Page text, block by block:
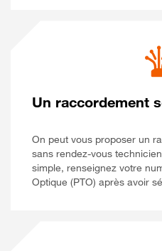
Un raccordement
On peut vous proposer un
sans rendez-vous
simple, renseignez votre
Optique (PTO) après avoir